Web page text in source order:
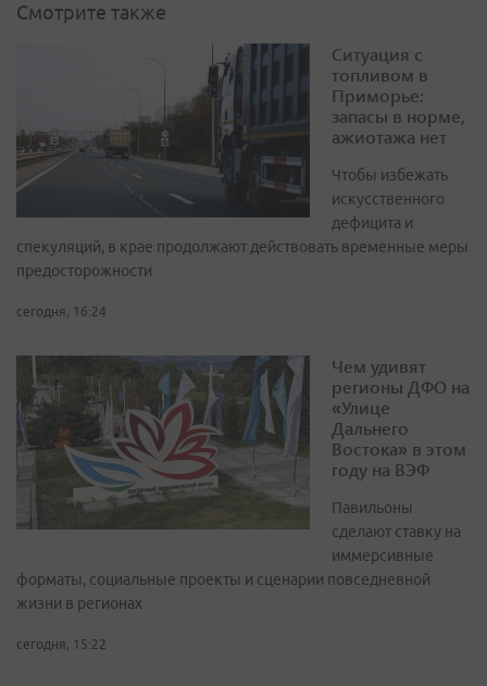
Смотрите также
Ситуация с
топливом в
Приморье:
запасы в норме,
ажиотажа нет
Чтобы избежать
искусственного
дефицита и
спекуляций, в крае продолжают действовать временные меры
предосторожности
сегодня, 16:24
Чем удивят
регионы ДФО на
«Улице
Дальнего
Востока» в этом
году на ВЭФ
Павильоны
сделают ставку на
иммерсивные
форматы, социальные проекты и сценарии повседневной
жизни в регионах
сегодня, 15:22